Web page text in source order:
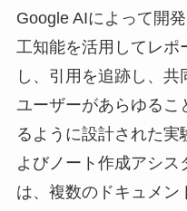
Google AIによって開
工知能を活用してレポ
し、引用を追跡し、共
ユーザーがあらゆるこ
るように設計された
よびノート作成アシス
は、複数のドキュメン